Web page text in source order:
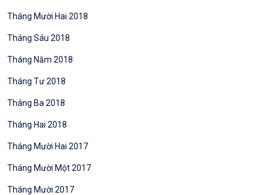
Tháng Mười Hai 2018
Tháng Sáu 2018
Tháng Năm 2018
Tháng Tư 2018
Tháng Ba 2018
Tháng Hai 2018
Tháng Mười Hai 2017
Tháng Mười Một 2017
Tháng Mười 2017